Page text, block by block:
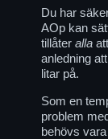
Du har
AOp kan
tillåteralla
anledning
litar på.
Som en
problem
behövs